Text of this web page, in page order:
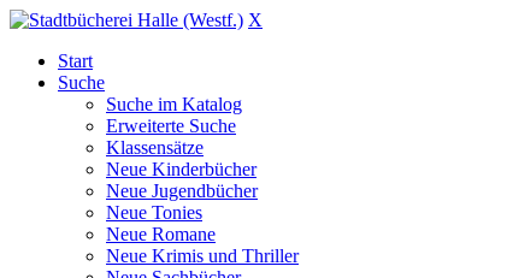
X
Start
Suche
Suche im Katalog
Erweiterte Suche
Klassensätze
Neue Kinderbücher
Neue Jugendbücher
Neue Tonies
Neue Romane
Neue Krimis und Thriller